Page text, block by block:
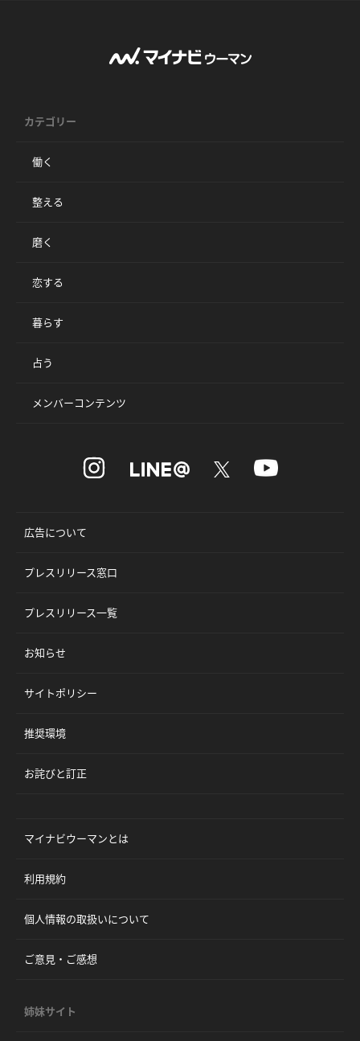
カテゴリー
働く
整える
磨く
恋する
暮らす
占う
メンバーコンテンツ
広告について
プレスリリース窓口
プレスリリース一覧
お知らせ
サイトポリシー
推奨環境
お詫びと訂正
マイナビウーマンとは
利用規約
個人情報の取扱いについて
ご意見・ご感想
姉妹サイト